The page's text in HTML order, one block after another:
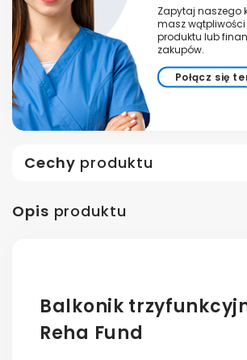
Zapytaj naszego
masz
produktu lub
zakupów.
Połącz się
Cechy produktu
Opis produktu
Balkonik
Reha Fund